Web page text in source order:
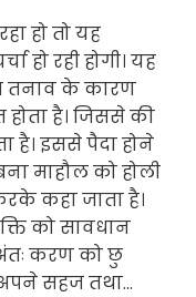
हो तो यह
हो रही होगी। यह
तनाव के कारण
होता है। जिससे की
है। इससे पैदा होने
माहौल को होली
कहा जाता है।
को सावधान
करण को छु
सहज तथा…